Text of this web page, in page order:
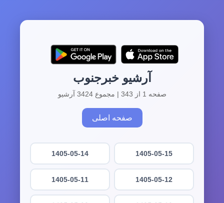
آرشیو خبرجنوب
صفحه 1 از 343 | مجموع 3424 آرشیو
صفحه اصلی
1405-05-15
1405-05-14
1405-05-12
1405-05-11